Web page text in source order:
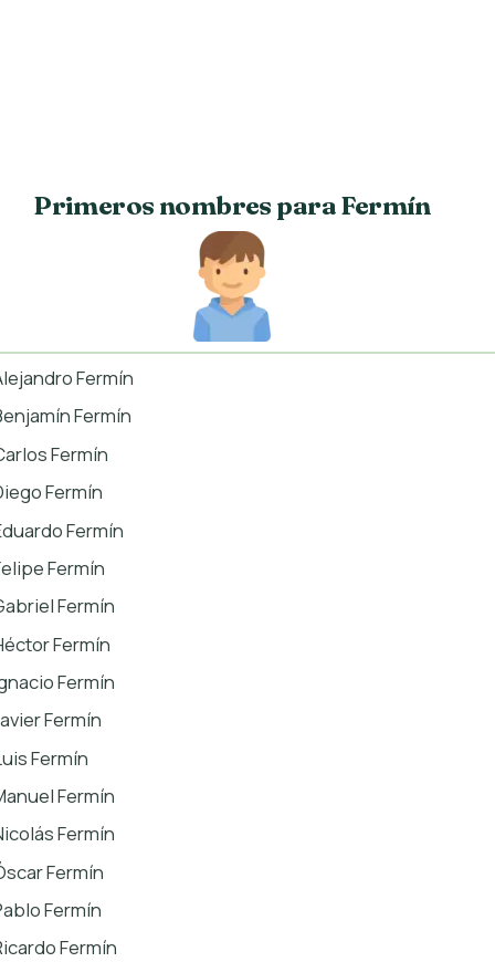
Primeros nombres para Fermín
Fermín
Fermín
Fermín
Fermín
Fermín
Fermín
Fermín
Fermín
Fermín
Fermín
Fermín
Fermín
Fermín
Fermín
Fermín
Fermín